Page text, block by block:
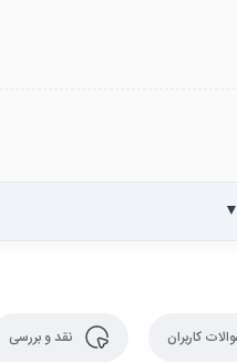
کاربران نقد و بررسی